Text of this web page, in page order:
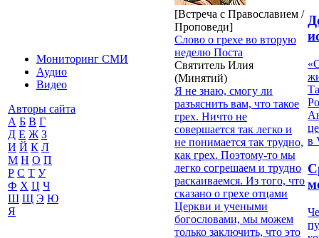
Мониторинг СМИ
Аудио
Видео
Авторы сайта
А Б В Г
Д Е Ж З
И Й К Л
М Н О П
Р С Т У
Ф Х Ц Ч
Ш Щ Э Ю
Я
[Встреча с Православием /
Проповеди]
Слово о грехе во вторую
неделю Поста
Святитель Илия
(Минятий)
Я не знаю, смогу ли
разъяснить вам, что такое
грех. Ничто не
совершается так легко и
не понимается так трудно,
как грех. Поэтому-то мы
легко согрешаем и трудно
раскаиваемся. Из того, что
сказано о грехе отцами
Церкви и учеными
богословами, мы можем
только заключить, что это
в